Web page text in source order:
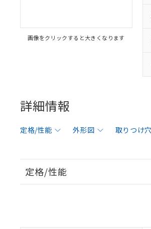
画像をクリックすると大きくなります
詳細情報
定格/性能 外形図 取りつけ
定格/性能